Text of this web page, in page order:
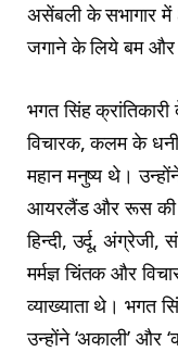
असेंबली के सभागार
जगाने के लिये बम
भगत सिंह
विचारक, कलम के
महान मनुष्य थे।
आयरलैंड और रूस की
हिन्दी, उर्दू,
मर्मज्ञ चिंतक और
व्याख्याता थे। भगत
उन्होंने ‘अकाली’ और